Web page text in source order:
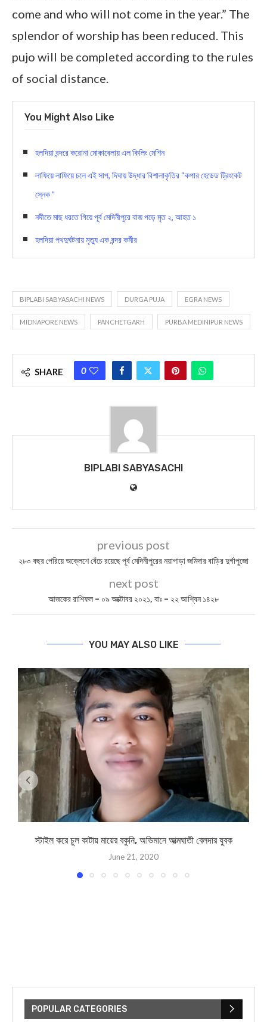
come and who will not come in the year.” The
splendor of worship has been reduced. This
pujo will be completed according to the rules
of social distance.
You Might Also Like
হলদিয়া বন্দরে করোনা মোকাবেলায় এল কিলিং মেশিন
লাফিয়ে লাফিয়ে চলে এই সাপ, দিঘায় উদ্ধার বিশালাকৃতির “কপার হেডেড ট্রিংকেট
স্নেক ”
নদীতে মাছ ধরতে গিয়ে পূর্ব মেদিনীপুরে বাজ পড়ে মৃত ২, আহত ১
হলদিয়া পথদুর্ঘটনায় মৃত্যু এক বন্দর কর্মীর
BIPLABI SABYASACHI NEWS DURGA PUJA EGRA NEWS
MIDNAPORE NEWS PANCHETGARH PURBA MEDINIPUR NEWS
SHARE 0
BIPLABI SABYASACHI
previous post
২৮০ বছর পেরিয়ে অক্লেশে বেঁচে রয়েছে পূর্ব মেদিনীপুরের নয়াপাড়া জমিদার বাড়ির দুর্গাপুজো
next post
আজকের রাশিফল – ০৯ অক্টোবর ২০২১, বাঃ – ২২ আশ্বিন ১৪২৮
YOU MAY ALSO LIKE
স্টাইল করে চুল কাটায় মায়ের বকুনি, অভিমানে আত্মঘাতী বেলদার যুবক
June 21, 2020
POPULAR CATEGORIES